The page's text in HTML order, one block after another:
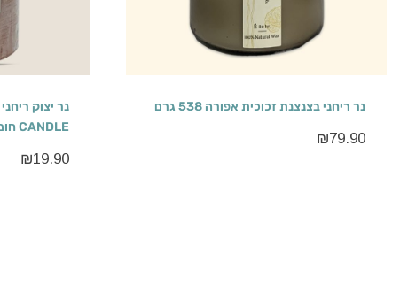
נר ריחני בצנצנת זכוכית אפורה 538 גרם
₪79.90
CANDLE חום
₪19.90